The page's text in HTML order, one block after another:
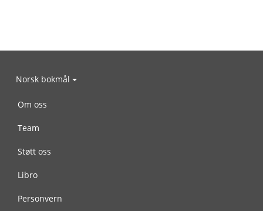
Norsk bokmål
Om oss
Team
Støtt oss
Libro
Personvern